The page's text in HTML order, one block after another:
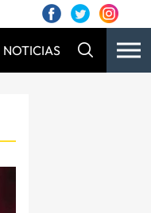
NOTICIAS